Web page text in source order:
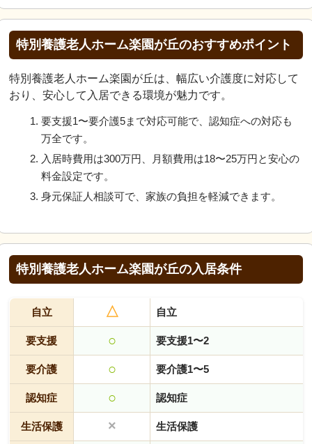
特別養護老人ホーム楽園が丘のおすすめポイント
特別養護老人ホーム楽園が丘は、幅広い介護度に対応して
おり、安心して入居できる環境が魅力です。
要支援1〜要介護5まで対応可能で、認知症への対応も
万全です。
入居時費用は300万円、月額費用は18〜25万円と安心の
料金設定です。
身元保証人相談可で、家族の負担を軽減できます。
特別養護老人ホーム楽園が丘の入居条件
自立 △ 自立
要支援 ○ 要支援1〜2
要介護 ○ 要介護1〜5
認知症 ○ 認知症
生活保護 × 生活保護